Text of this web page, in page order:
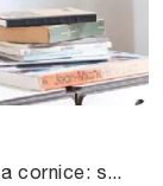
Complementi moderni e specchi senza cornice: scopri di più sul modello Mir di Connubia e potrai completare i tuoi interni.